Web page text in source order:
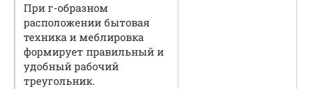
При г-образном
расположении бытовая
техника и меблировка
формирует правильный и
удобный рабочий
треугольник.